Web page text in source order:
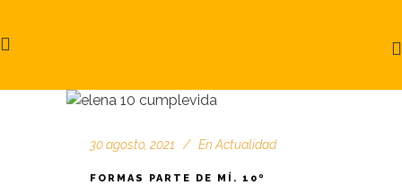
30 agosto, 2021 En Actualidad
FORMAS PARTE DE MÍ. 10º